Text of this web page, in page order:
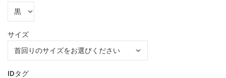
サイズ
IDタグ